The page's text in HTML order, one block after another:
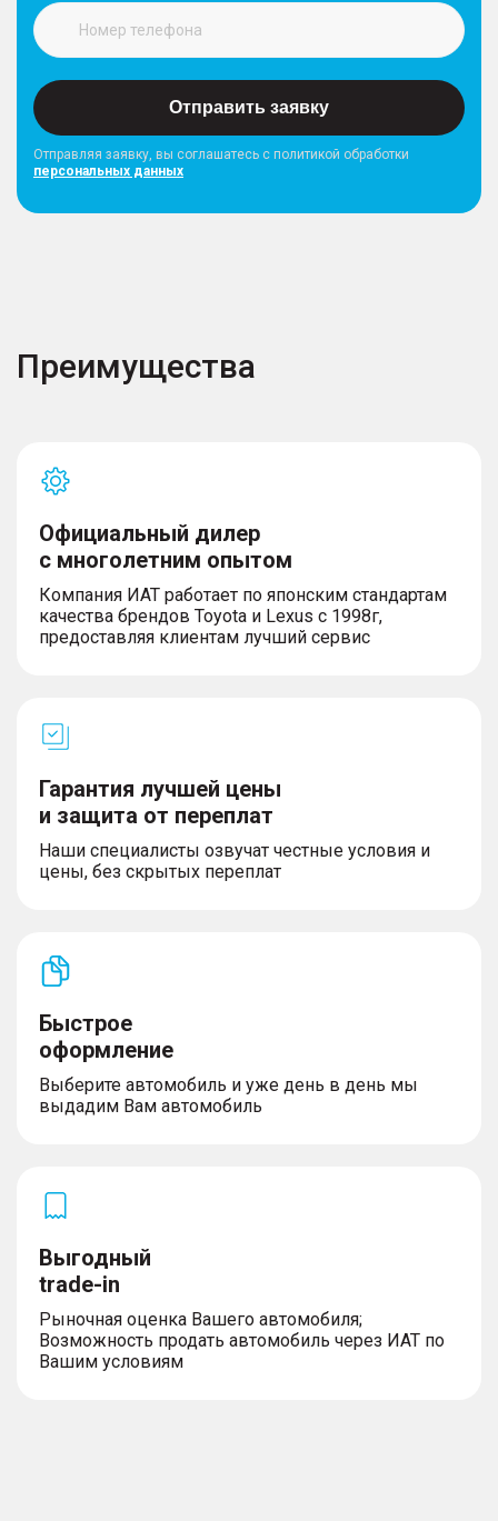
Отправить заявку
Отправляя заявку, вы соглашатесь с политикой обработки
персональных данных
Преимущества
Официальный дилер
с многолетним опытом
Компания ИАТ работает по японским стандартам
качества брендов Toyota и Lexus с 1998г,
предоставляя клиентам лучший сервис
Гарантия лучшей цены
и защита от переплат
Наши специалисты озвучат честные условия и
цены, без скрытых переплат
Быстрое
оформление
Выберите автомобиль и уже день в день мы
выдадим Вам автомобиль
Выгодный
trade-in
Рыночная оценка Вашего автомобиля;
Возможность продать автомобиль через ИАТ по
Вашим условиям